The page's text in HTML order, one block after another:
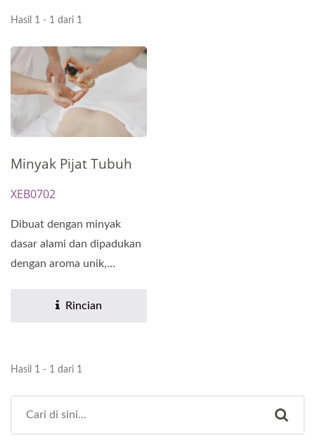
Hasil 1 - 1 dari 1
Minyak Pijat Tubuh
XEB0702
Dibuat dengan minyak
dasar alami dan dipadukan
dengan aroma unik,
Rincian
Hasil 1 - 1 dari 1